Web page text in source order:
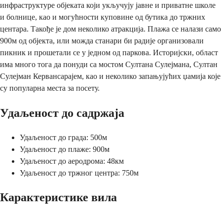
инфраструктуре објеката који укључују јавне и приватне школе
и болнице, као и могућности куповине од бутика до тржних
центара. Такође је дом неколико атракција. Плажа се налази само
900м од објекта, или можда станари би радије организовали
пикник и прошетали се у једном од паркова. Историјски, област
има много тога да понуди са мостом Султана Сулејмана, Султан
Сулејман Кервансарајем, као и неколико запањујућих џамија које
су популарна места за посету.
Удаљеност до садржаја
Удаљеност до града: 500м
Удаљеност до плаже: 900м
Удаљеност до аеродрома: 48км
Удаљеност до тржног центра: 750м
Карактеристике вила